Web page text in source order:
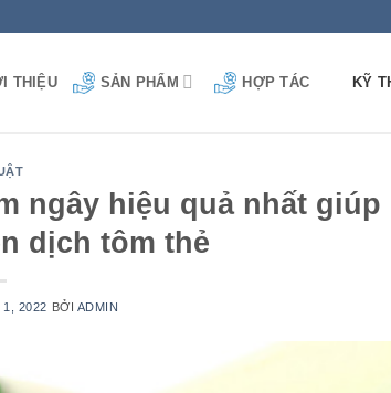
THIỆU SẢN PHẨM HỢP TÁC KỸ
ngây hiệu quả nhất giúp
dịch tôm thẻ
1, 2022 BỞI ADMIN